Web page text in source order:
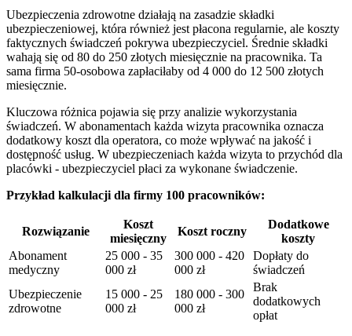
Ubezpieczenia zdrowotne działają na zasadzie składki
ubezpieczeniowej, która również jest płacona regularnie, ale koszty
faktycznych świadczeń pokrywa ubezpieczyciel. Średnie składki
wahają się od 80 do 250 złotych miesięcznie na pracownika. Ta
sama firma 50-osobowa zapłaciłaby od 4 000 do 12 500 złotych
miesięcznie.
Kluczowa różnica pojawia się przy analizie wykorzystania
świadczeń. W abonamentach każda wizyta pracownika oznacza
dodatkowy koszt dla operatora, co może wpływać na jakość i
dostępność usług. W ubezpieczeniach każda wizyta to przychód dla
placówki - ubezpieczyciel płaci za wykonane świadczenie.
Przykład kalkulacji dla firmy 100 pracowników:
Rozwiązanie
Koszt
miesięczny
Koszt roczny
Dodatkowe
koszty
Abonament
medyczny
25 000 - 35
000 zł
300 000 - 420
000 zł
Dopłaty do
świadczeń
Ubezpieczenie
zdrowotne
15 000 - 25
000 zł
180 000 - 300
000 zł
Brak
dodatkowych
opłat